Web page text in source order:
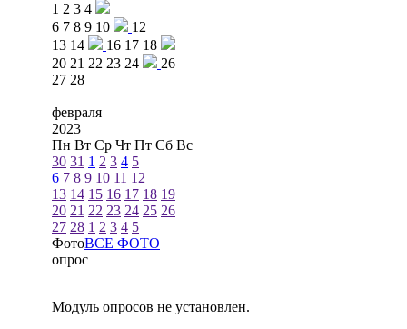
1 2 3 4
6 7 8 9 10
12
13 14 16 17 18
20 21 22 23 24
26
27 28
февраля
2023
Пн Вт Ср Чт Пт Сб Вс
30 31 1 2 3 4 5
6 7 8 9 10 11 12
13 14 15 16 17 18 19
20 21 22 23 24 25 26
27 28 1 2 3 4 5
ФотоВСЕ ФОТО
опрос
Модуль опросов не установлен.